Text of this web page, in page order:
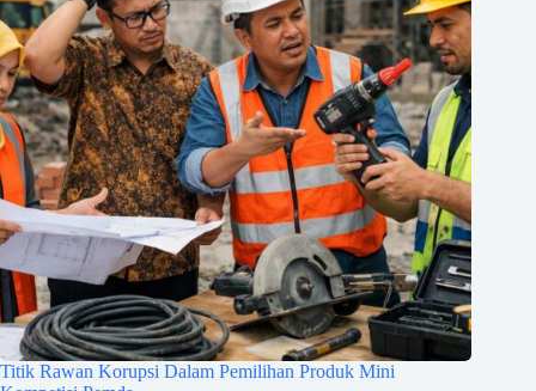
Titik Rawan Korupsi Dalam Pemilihan Produk Mini